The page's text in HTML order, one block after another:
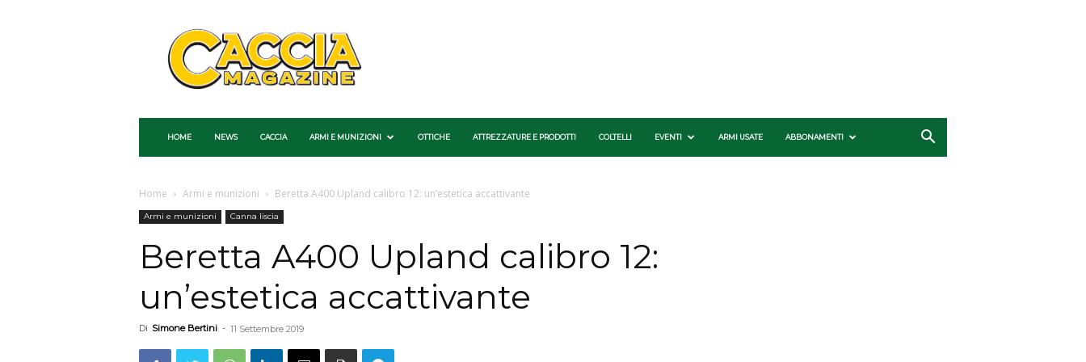
Caccia
Magazine
HOME NEWS CACCIA ARMI E MUNIZIONI OTTICHE ATTREZZATURE E PRODOTTI COLTELLI EVENTI ARMI USATE ABBONAMENTI
Home Armi e munizioni Beretta A400 Upland calibro 12: un’estetica accattivante
Armi e munizioni Canna liscia
Beretta A400 Upland calibro 12:
un’estetica accattivante
Di Simone Bertini - 11 Settembre 2019